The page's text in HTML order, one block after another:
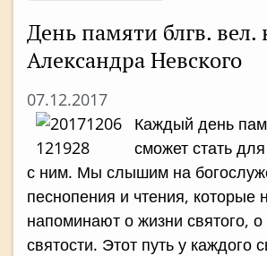
День памяти блгв. вел.
Александра Невского
07.12.2017
Каждый день
сможет стать
с ним. Мы слышим на
песнопения и чтения, которые
напоминают о жизни святого, о
святости. Этот путь у каждого